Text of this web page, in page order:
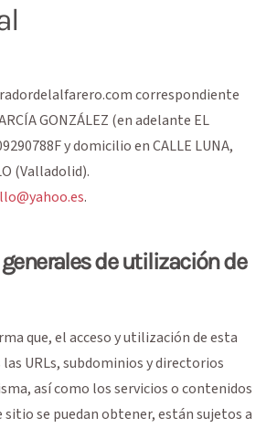
correspondiente
GONZÁLEZ (en adelante EL
y domicilio enCALLE LUNA,
(Valladolid).
.
de utilización de
que, el acceso y utilización de esta
URLs, subdominios y directorios
así como los servicios o contenidos
sitio se puedan obtener, están sujetos a